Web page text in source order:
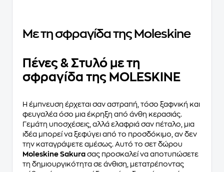
Με τη σφραγίδα της Moleskine
Πένες & Στυλό με τη
σφραγίδα της MOLESKINE
Η έμπνευση έρχεται σαν αστραπή, τόσο ξαφνική και
φευγαλέα όσο μια έκρηξη από άνθη κερασιάς.
Γεμάτη υποσχέσεις, αλλά ελαφριά σαν πέταλο, μια
ιδέα μπορεί να ξεφύγει από το προσδόκιμο, αν δεν
την καταγράψετε αμέσως. Αυτό το σετ δώρου
Moleskine Sakura σας προσκαλεί να αποτυπώσετε
τη δημιουργικότητα σε άνθιση, μετατρέποντας